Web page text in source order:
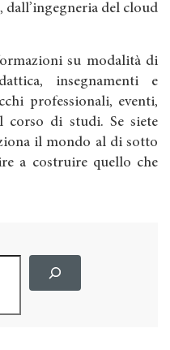
dall’ingegneria del cloud
su modalità di
insegnamenti e
professionali, eventi,
corso di studi. Se siete
il mondo al di sotto
a costruire quello che